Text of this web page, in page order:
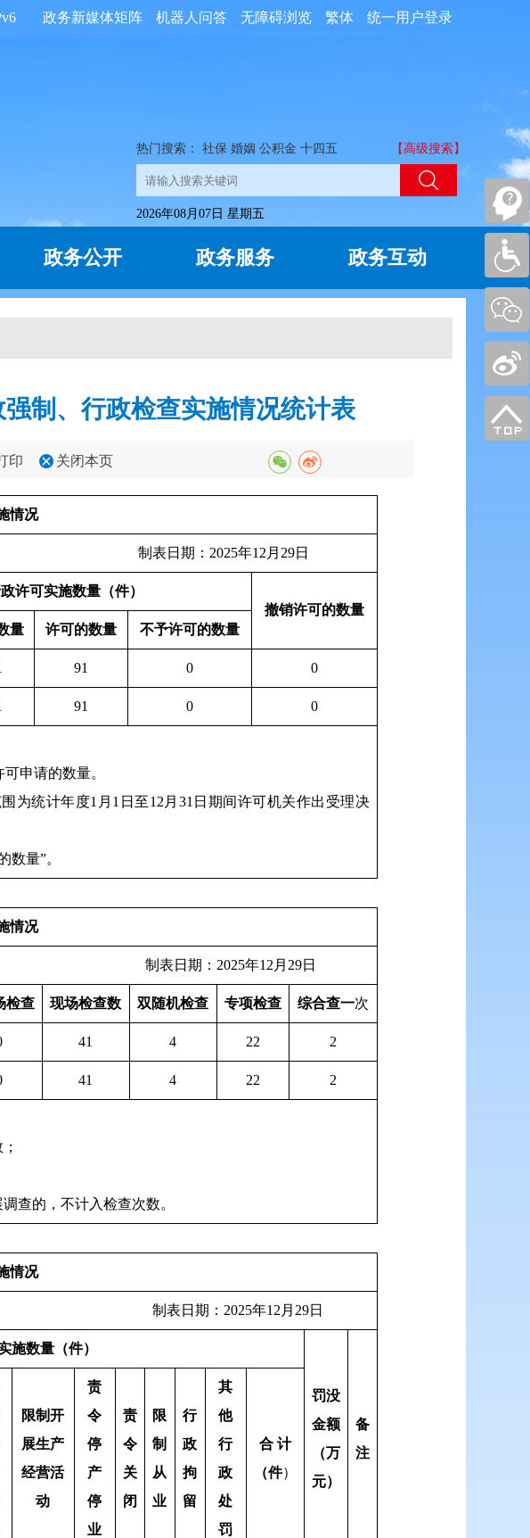
统一用户登录
繁体
无障碍浏览
机器人问答
政务新媒体矩阵
热门搜索： 社保 婚姻 公积金 十四五 【高级搜索】
2026年08月07日 星期五
政务公开 政务服务 政务互动
制、行政检查实施情况统计表
印 关闭本页
情况
制表日期：2025年12月29日
许可实施数量（件）
撤销许可的数量
量 许可的数量 不予许可的数量
91 0 0
91 0 0
申请的数量。
为统计年度1月1日至12月31日期间许可机关作出受理决
量”。
情况
制表日期：2025年12月29日
检查 现场检查数 双随机检查 专项检查 综合查一次
41 4 22 2
41 4 22 2
查的，不计入检查次数。
情况
制表日期：2025年12月29日
施数量（件）
罚没
金额
（万
元）
备
注
限制开
展生产
经营活
动
责
令
停
产
停
业
责
令
关
闭
限
制
从
业
行
政
拘
留
其
他
行
政
处
罚
合 计
（件）